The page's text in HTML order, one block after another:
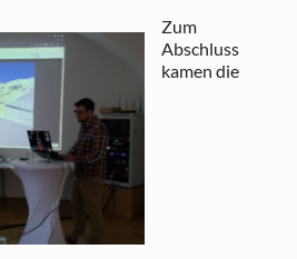
Zum
Abschluss
kamen die